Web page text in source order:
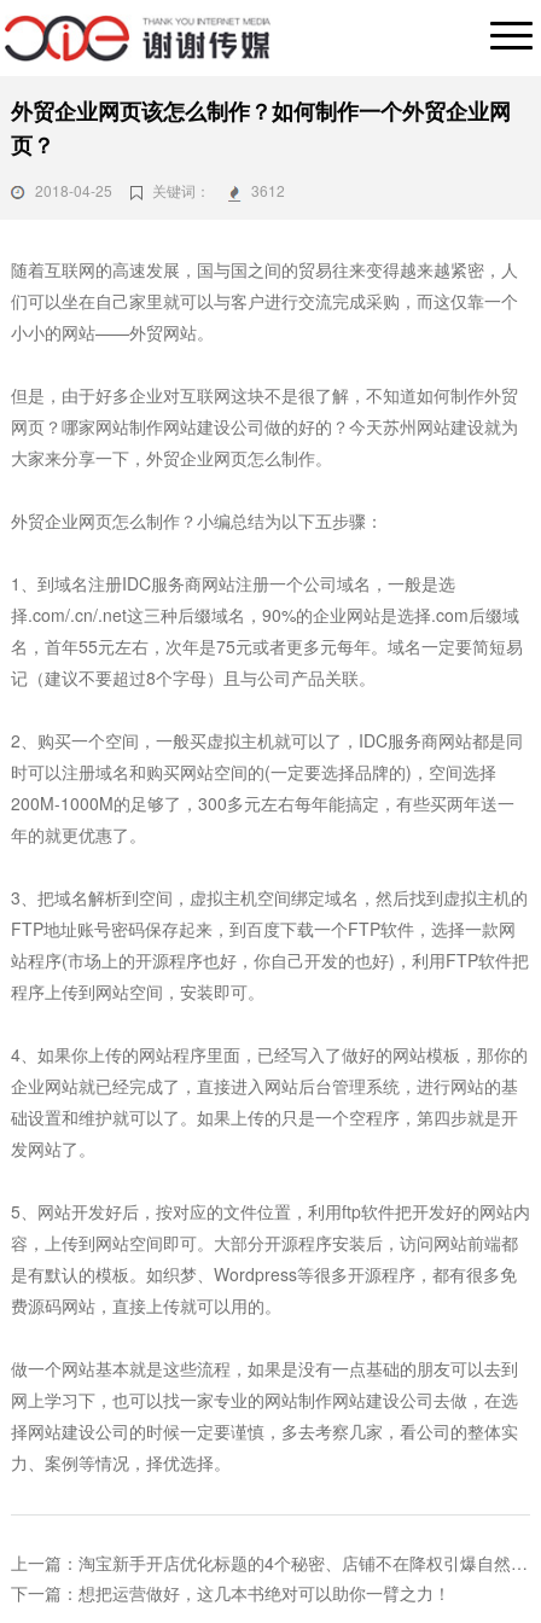
外贸企业网页该怎么制作？如何制作一个外贸企业网
页？
2018-04-25 关键词： 3612
随着互联网的高速发展，国与国之间的贸易往来变得越来越紧密，人
们可以坐在自己家里就可以与客户进行交流完成采购，而这仅靠一个
小小的网站——外贸网站。
但是，由于好多企业对互联网这块不是很了解，不知道如何制作外贸
网页？哪家网站制作网站建设公司做的好的？今天苏州网站建设就为
大家来分享一下，外贸企业网页怎么制作。
外贸企业网页怎么制作？小编总结为以下五步骤：
1、 到域名注册IDC服务商网站注册一个公司域名，一般是选
择.com/.cn/.net这三种后缀域名， 90%的企业网站是选择.com后缀域
名，首年55元左右，次年是75元或者更多元每年。域名一定要简短易
记（建议不要超过8个字母）且与公司产品关联。
2、 购买一个空间，一般买虚拟主机就可以了， IDC服务商网站都是同
时可以注册域名和购买网站空间的(一定要选择品牌的) ，空间选择
200M-1000M的足够了， 300多元左右每年能搞定，有些买两年送一
年的就更优惠了。
3、 把域名解析到空间，虚拟主机空间绑定域名，然后找到虚拟主机的
FTP地址账号密码保存起来，到百度下载一个FTP软件，选择一款网
站程序(市场上的开源程序也好，你自己开发的也好) ，利用FTP软件把
程序上传到网站空间，安装即可。
4、 如果你上传的网站程序里面，已经写入了做好的网站模板，那你的
企业网站就已经完成了，直接进入网站后台管理系统，进行网站的基
础设置和维护就可以了。如果上传的只是一个空程序，第四步就是开
发网站了。
5、 网站开发好后，按对应的文件位置，利用ftp软件把开发好的网站内
容，上传到网站空间即可。大部分开源程序安装后，访问网站前端都
是有默认的模板。如织梦、 Wordpress等很多开源程序，都有很多免
费源码网站，直接上传就可以用的。
做一个网站基本就是这些流程，如果是没有一点基础的朋友可以去到
网上学习下，也可以找一家专业的网站制作网站建设公司去做，在选
择网站建设公司的时候一定要谨慎，多去考察几家，看公司的整体实
力、案例等情况，择优选择。
上一篇：淘宝新手开店优化标题的4个秘密、店铺不在降权引爆自然搜
索！
下一篇：想把运营做好，这几本书绝对可以助你一臂之力！